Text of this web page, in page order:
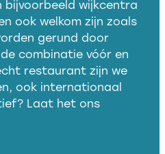
bijvoorbeeld wijkcentra
ook welkom zijn zoals
gerund door
combinatie vóór en
restaurant zijn we
ook internationaal
Laat het ons